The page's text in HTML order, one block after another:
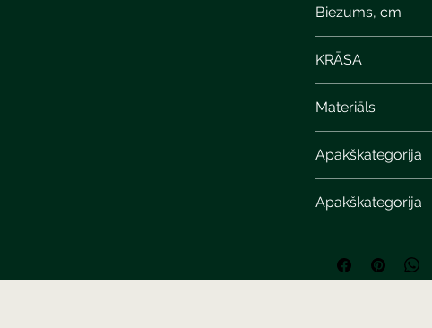
Biezums, cm
KRĀSA
Materiāls
Apakškategorija
Apakškategorija